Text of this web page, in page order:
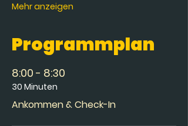
Mehr anzeigen
Programmplan
8:00 - 8:30
30 Minuten
Ankommen & Check-In